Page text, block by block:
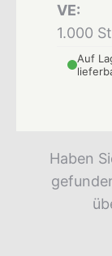
VE:
1.000
Auf
Haben